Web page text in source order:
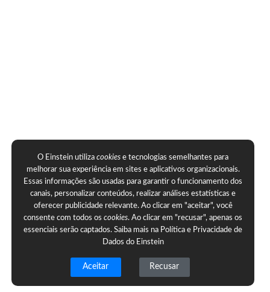
O Einstein utilizacookies e tecnologias semelhantes para
melhorar sua experiência em sites e aplicativos organizacionais.
Essas informações são usadas para garantir o funcionamento dos
canais, personalizar conteúdos, realizar análises estatísticas e
oferecer publicidade relevante. Ao clicar em "aceitar", você
consente com todos oscookies. Ao clicar em "recusar", apenas os
essenciais serão captados. Saiba mais na Política e Privacidade de
Dados do Einstein
Aceitar Recusar